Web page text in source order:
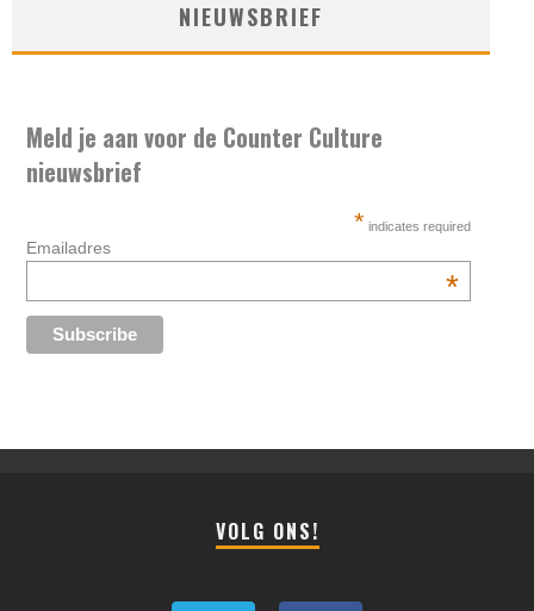
NIEUWSBRIEF
Meld je aan voor de Counter Culture
nieuwsbrief
* indicates required
Emailadres
*
VOLG ONS!